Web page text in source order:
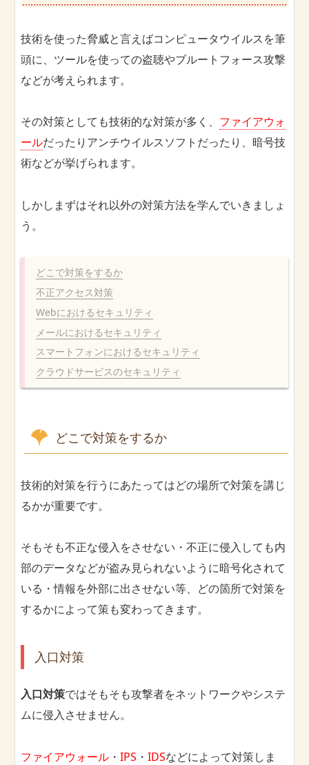
技術を使った脅威と言えばコンピュータウイルスを筆
頭に、ツールを使っての盗聴やブルートフォース攻撃
などが考えられます。
その対策としても技術的な対策が多く、 ファイアウォ
ールだったりアンチウイルスソフトだったり、暗号技
術などが挙げられます。
しかしまずはそれ以外の対策方法を学んでいきましょ
う。
どこで対策をするか
不正アクセス対策
Webにおけるセキュリティ
メールにおけるセキュリティ
スマートフォンにおけるセキュリティ
クラウドサービスのセキュリティ
どこで対策をするか
技術的対策を行うにあたってはどの場所で対策を講じ
るかが重要です。
そもそも不正な侵入をさせない・不正に侵入しても内
部のデータなどが盗み見られないように暗号化されて
いる・情報を外部に出させない等、どの箇所で対策を
するかによって策も変わってきます。
入口対策
入口対策ではそもそも攻撃者をネットワークやシステ
ムに侵入させません。
ファイアウォール ・ IPS ・ IDSなどによって対策しま